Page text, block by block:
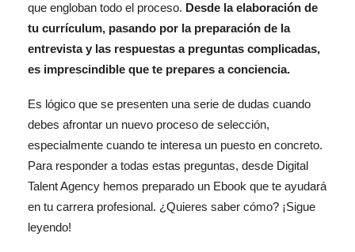
que engloban todo el proceso. Desde la elaboración de
tu currículum, pasando por la preparación de la
entrevista y las respuestas a preguntas complicadas,
es imprescindible que te prepares a conciencia.
Es lógico que se presenten una serie de dudas cuando
debes afrontar un nuevo proceso de selección,
especialmente cuando te interesa un puesto en concreto.
Para responder a todas estas preguntas, desde Digital
Talent Agency hemos preparado un Ebook que te ayudará
en tu carrera profesional. ¿Quieres saber cómo? ¡Sigue
leyendo!